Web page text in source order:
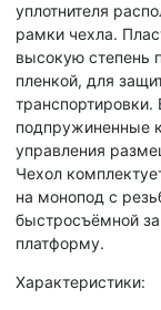
уплотнителя
рамки чехла.
высокую степень
пленкой, для
транспортировки.
подпружиненные
управления
Чехол
на монопод с
быстросъёмной
платформу.
Характеристики: